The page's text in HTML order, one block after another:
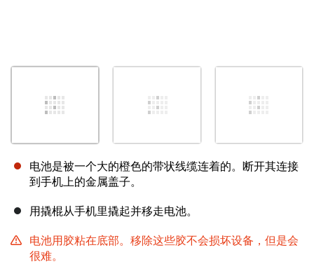
电池是被一个大的橙色的带状线缆连着的。断开其连接
到手机上的金属盖子。
用撬棍从手机里撬起并移走电池。
电池用胶粘在底部。移除这些胶不会损坏设备，但是会
很难。